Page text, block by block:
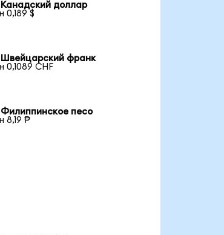
доллар
0,189 $
Швейцарский франк
0,1089 CHF
песо
8,19 ₱